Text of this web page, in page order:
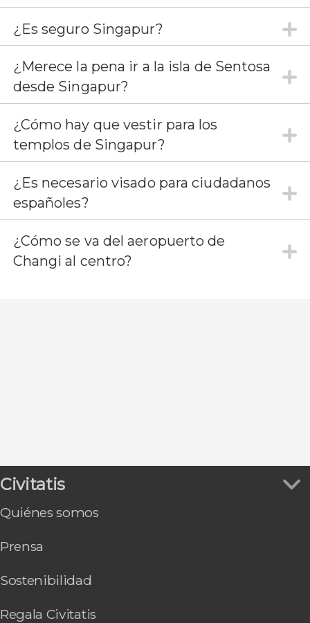
¿Es seguro Singapur?
¿Merece la pena ir a la isla de Sentosa
desde Singapur?
¿Cómo hay que vestir para los
templos de Singapur?
¿Es necesario visado para ciudadanos
españoles?
¿Cómo se va del aeropuerto de
Changi al centro?
Civitatis
Quiénes somos
Prensa
Sostenibilidad
Regala Civitatis